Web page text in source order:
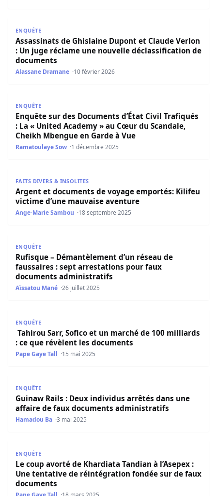
ENQUÊTE
Assassinats de Ghislaine Dupont et Claude Verlon
: Un juge réclame une nouvelle déclassification de
documents
Alassane Dramane 10 février 2026
ENQUÊTE
Enquête sur des Documents d’État Civil Trafiqués
: La « United Academy » au Cœur du Scandale,
Cheikh Mbengue en Garde à Vue
Ramatoulaye Sow 1 décembre 2025
FAITS DIVERS & INSOLITES
Argent et documents de voyage emportés: Kilifeu
victime d’une mauvaise aventure
Ange-Marie Sambou 18 septembre 2025
ENQUÊTE
Rufisque – Démantèlement d’un réseau de
faussaires : sept arrestations pour faux
documents administratifs
Aïssatou Mané 26 juillet 2025
ENQUÊTE
Tahirou Sarr, Sofico et un marché de 100 milliards
: ce que révèlent les documents
Pape Gaye Tall 15 mai 2025
ENQUÊTE
Guinaw Rails : Deux individus arrêtés dans une
affaire de faux documents administratifs
Hamadou Ba 3 mai 2025
ENQUÊTE
Le coup avorté de Khardiata Tandian à l’Asepex :
Une tentative de réintégration fondée sur de faux
documents